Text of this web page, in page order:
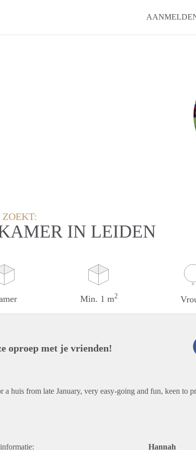
IN LEIDEN
Min. 1 m2
oproep met je vrienden!
a huis from late January, very easy-going and fun, keen to
Hannah